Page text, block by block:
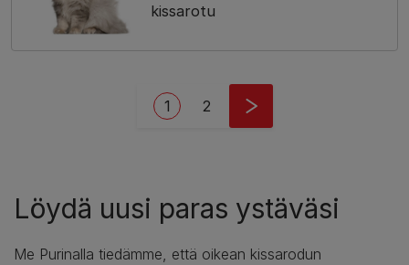
kissarotu
Current page
1 Page
2
Löydä uusi paras ystäväsi
Me Purinalla tiedämme, että oikean kissarodun